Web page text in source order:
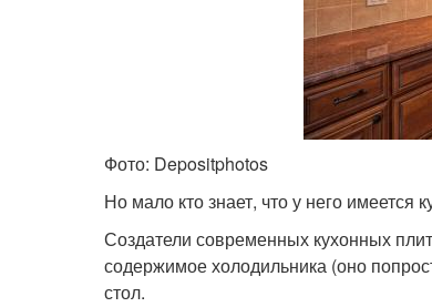
Фото: Depositphotos
Но мало кто знает, что у него имеется
Создатели современных кухонных
содержимое холодильника (оно
стол.